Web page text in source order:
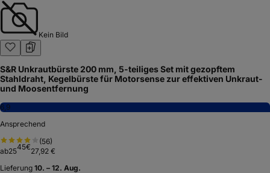
Kein Bild
S&R Unkrautbürste 200 mm, 5-teiliges Set mit gezopftem
Stahldraht, Kegelbürste für Motorsense zur effektiven Unkraut-
und Moosentfernung
6,9
Ansprechend
(56)
ab2545€27,92 €
Lieferung 10. – 12. Aug.